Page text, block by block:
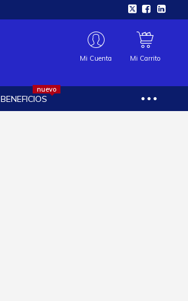
Mi Cuenta Mi Carrito
BENEFICIOS
nuevo